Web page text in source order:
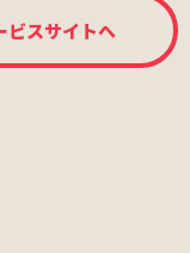
ビスサイトへ